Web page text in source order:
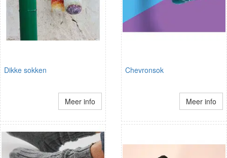
Dikke sokken
Meer info
Chevronsok
Meer info